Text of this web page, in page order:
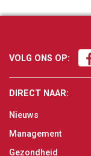
VOLG ONS OP:
DIRECT NAAR:
Nieuws
Management
Gezondheid